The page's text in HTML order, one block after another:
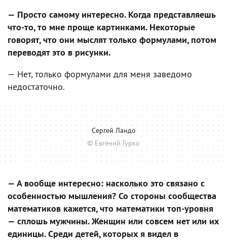
— Просто самому интересно. Когда представляешь
что-то, то мне проще картинками. Некоторые
говорят, что они мыслят только формулами, потом
переводят это в рисунки.
— Нет, только формулами для меня заведомо
недостаточно.
Сергей Ландо
© Евгений Гурко
— А вообще интересно: насколько это связано с
особенностью мышления? Со стороны сообщества
математиков кажется, что математики топ-уровня
— сплошь мужчины. Женщин или совсем нет или их
единицы. Среди детей, которых я видел в